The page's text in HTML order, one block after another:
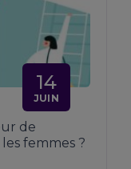
14
JUIN
de
femmes ?